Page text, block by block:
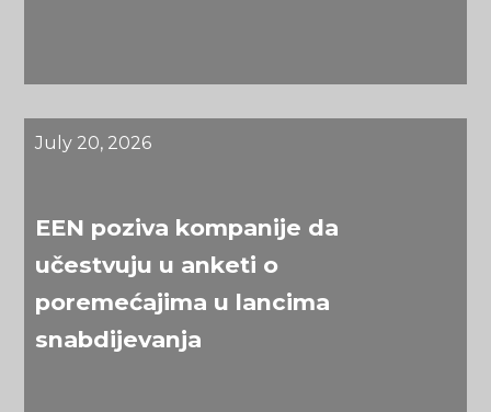
July 20, 2026
EEN poziva kompanije da
učestvuju u anketi o
poremećajima u lancima
snabdijevanja